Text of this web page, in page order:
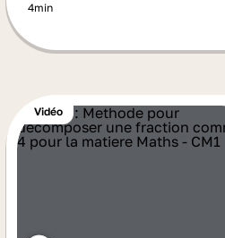
4min
Vidéo